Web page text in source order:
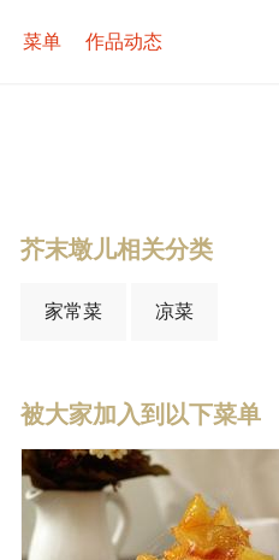
菜单 作品动态
芥末墩儿相关分类
家常菜 凉菜
被大家加入到以下菜单